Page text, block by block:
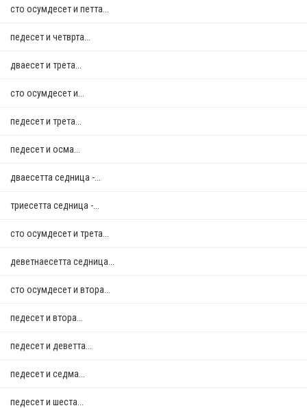
сто осумдесет и петта...
педесет и четврта...
дваесет и трета...
сто осумдесет и...
педесет и трета...
педесет и осма...
дваесетта седница -...
триесетта седница -...
сто осумдесет и трета...
деветнаесетта седница...
сто осумдесет и втора...
педесет и втора...
педесет и деветта...
педесет и седма...
педесет и шеста...